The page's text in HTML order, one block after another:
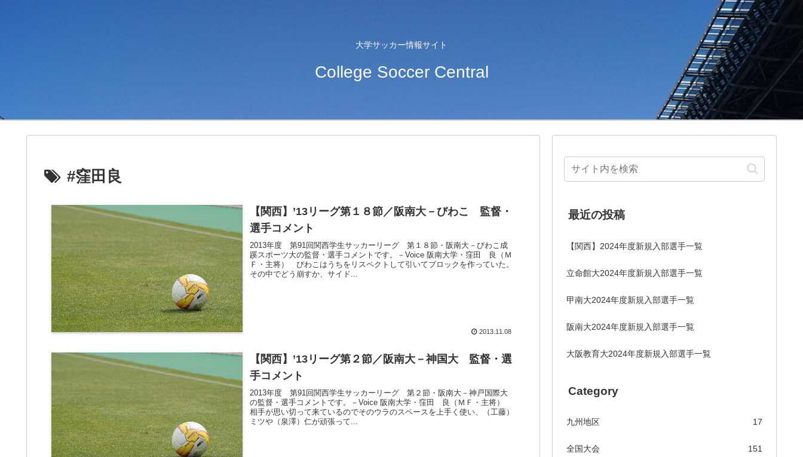
大学サッカー情報サイト
College Soccer Central
#窪田良
【関西】’13リーグ第１８節／阪南大－びわこ 監督・
選手コメント
2013年度 第91回関西学生サッカーリーグ 第１８節・阪南大－びわこ成
蹊スポーツ大の監督・選手コメントです。－Voice 阪南大学・窪田 良（Ｍ
Ｆ・主将） びわこはうちをリスペクトして引いてブロックを作っていた。
その中でどう崩すか、サイド...
2013.11.08
【関西】’13リーグ第２節／阪南大－神国大 監督・選
手コメント
2013年度 第91回関西学生サッカーリーグ 第２節・阪南大－神戸国際大
の監督・選手コメントです。－Voice 阪南大学・窪田 良（ＭＦ・主将）
相手が思い切って来ているのでそのウラのスペースを上手く使い、（工藤）
ミツや（泉澤）仁が頑張って...
最近の投稿
【関西】2024年度新規入部選手一覧
立命館大2024年度新規入部選手一覧
甲南大2024年度新規入部選手一覧
阪南大2024年度新規入部選手一覧
大阪教育大2024年度新規入部選手一覧
Category
九州地区 17
全国大会 151